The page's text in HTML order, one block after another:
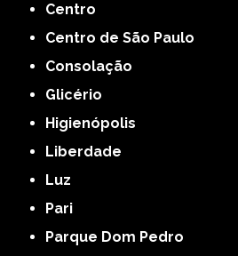
Centro
Centro de São Paulo
Consolação
Glicério
Higienópolis
Liberdade
Luz
Pari
Parque Dom Pedro